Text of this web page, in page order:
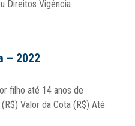
Direitos Vigência
– 2022
filho até 14 anos de
Valor da Cota (R$) Até